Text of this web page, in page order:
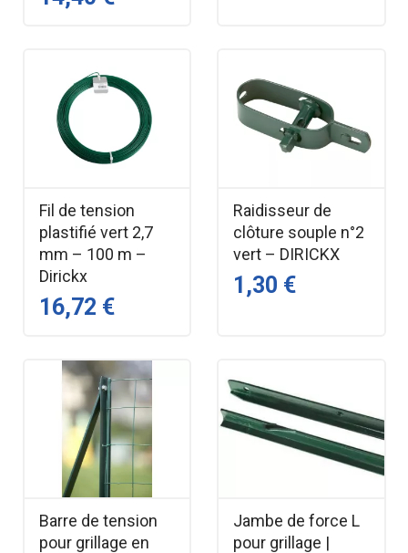
Fil de tension
plastifié vert 2,7
mm – 100 m –
Dirickx
16,72 €
Raidisseur de
clôture souple n°2
vert – DIRICKX
1,30 €
Barre de tension
pour grillage en
Jambe de force L
pour grillage |